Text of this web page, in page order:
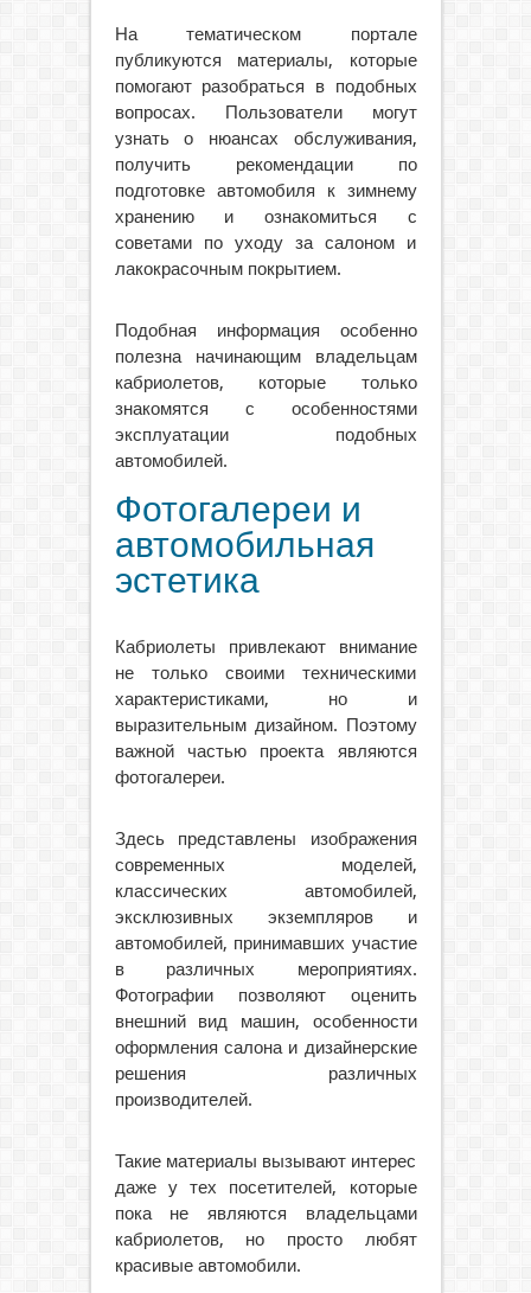
На тематическом портале
публикуются материалы, которые
помогают разобраться в подобных
вопросах. Пользователи могут
узнать о нюансах обслуживания,
получить рекомендации по
подготовке автомобиля к зимнему
хранению и ознакомиться с
советами по уходу за салоном и
лакокрасочным покрытием.
Подобная информация особенно
полезна начинающим владельцам
кабриолетов, которые только
знакомятся с особенностями
эксплуатации подобных
автомобилей.
Фотогалереи и
автомобильная
эстетика
Кабриолеты привлекают внимание
не только своими техническими
характеристиками, но и
выразительным дизайном. Поэтому
важной частью проекта являются
фотогалереи.
Здесь представлены изображения
современных моделей,
классических автомобилей,
эксклюзивных экземпляров и
автомобилей, принимавших участие
в различных мероприятиях.
Фотографии позволяют оценить
внешний вид машин, особенности
оформления салона и дизайнерские
решения различных
производителей.
Такие материалы вызывают интерес
даже у тех посетителей, которые
пока не являются владельцами
кабриолетов, но просто любят
красивые автомобили.